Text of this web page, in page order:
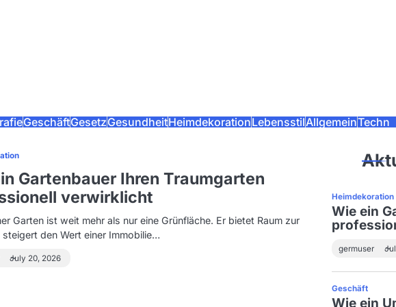
GeschäftGesetzGesundheitHeimdekorationLebensstilAllgemeinTechn
Gartenbauer Ihren Traumgarten
verwirklicht
Garten ist weit mehr als nur eine Grünfläche. Er bietet Raum zur
steigert den Wert einer Immobilie…
July 20, 2026
Heimdekoration
Wie ein
germuser
Geschäft
Wie ein